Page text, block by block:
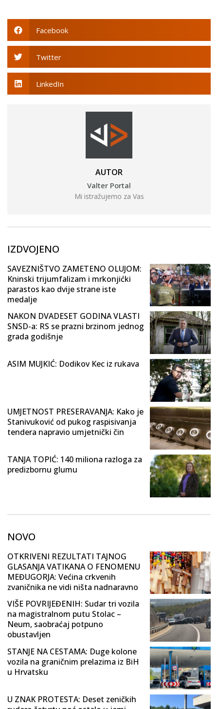
Facebook
Twitter
LinkedIn
AUTOR
Valter Portal
Mi istražujemo za Vas
IZDVOJENO
SAVEZNIŠTVO ZAMETENO OLUJOM:
Kninski trijumfalizam i mrkonjićki
parastos kao dvije strane iste
medalje
NAKON DVADESET GODINA VLASTI
SNSD-a: RS se prazni brzinom jednog
grada godišnje
ASIM MUJKIĆ: Dodikov Kec iz rukava
UMJETNOST PRESERAVANJA: Kako je
Stanivuković od pukog raspisivanja
tendera napravio umjetnički čin
TANJA TOPIĆ: 140 miliona razloga za
predizbornu glumu
NOVO
OTKRIVENI REZULTATI TAJNOG
GLASANJA VATIKANA O FENOMENU
MEĐUGORJA: Većina crkvenih
zvaničnika ne vidi ništa nadnaravno
VIŠE POVRIJEĐENIH: Sudar tri vozila
na magistralnom putu Stolac –
Neum, saobraćaj potpuno
obustavljen
STANJE NA CESTAMA: Duge kolone
vozila na graničnim prelazima iz BiH
u Hrvatsku
U ZNAK PROTESTA: Deset zeničkih